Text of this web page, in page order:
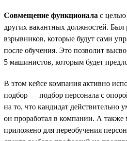
Совмещение функционала с
других вакантных должностей.
взрывников, которые будут сами
после обучения. Это позволит
5 машинистов, которым будет
В этом кейсе компания активно
подбор — подбор персонала с
на то, что кандидат действительно
он проработал в компании. А
приложено для переобучения